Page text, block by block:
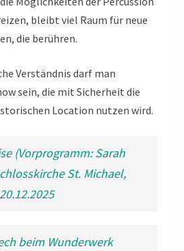
bleibt viel Raum für neue
die berühren.
Verständnis darf man
sein, die mit Sicherheit die
Location nutzen wird.
(Vorprogramm: Sarah
St. Michael,
beim Wunderwerk